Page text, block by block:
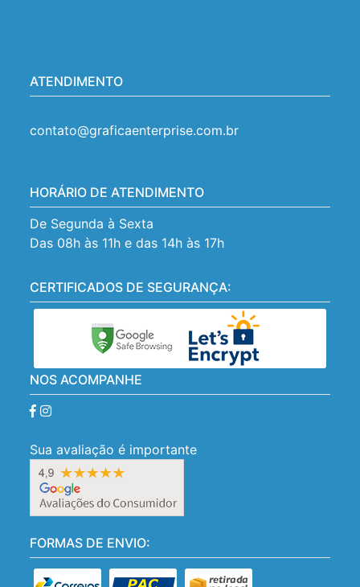
ATENDIMENTO
contato@graficaenterprise.com.br
HORÁRIO DE ATENDIMENTO
De Segunda à Sexta
Das 08h às 11h e das 14h às 17h
CERTIFICADOS DE SEGURANÇA:
NOS ACOMPANHE
Sua avaliação é importante
FORMAS DE ENVIO: